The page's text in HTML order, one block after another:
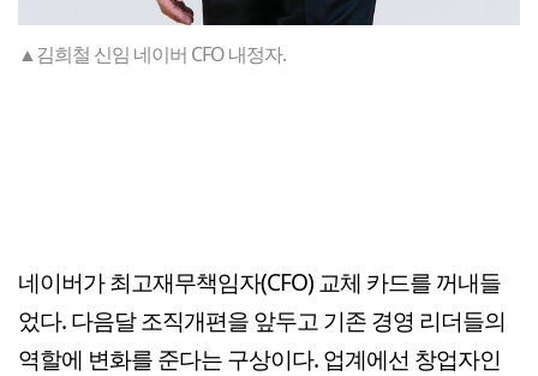
▲김희철 신임 네이버 CFO 내정자.
네이버가 최고재무책임자(CFO) 교체 카드를 꺼내들
었다. 다음달 조직개편을 앞두고 기존 경영 리더들의
역할에 변화를 준다는 구상이다. 업계에선 창업자인